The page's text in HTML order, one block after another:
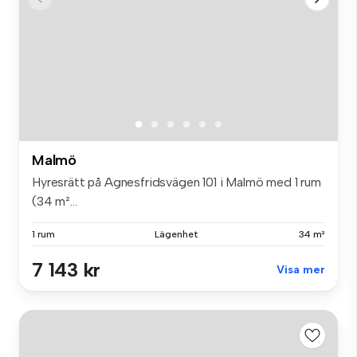
Malmö
Hyresrätt på Agnesfridsvägen 101 i Malmö med 1 rum
(34 m²...
1 rum Lägenhet 34 m²
7 143 kr Visa mer